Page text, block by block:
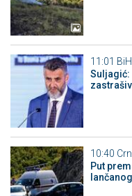
11:01 BiH
Suljagić:
10:40
Put